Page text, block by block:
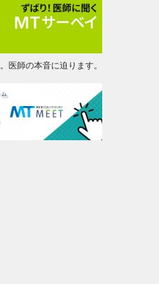
医師の本音に迫ります。